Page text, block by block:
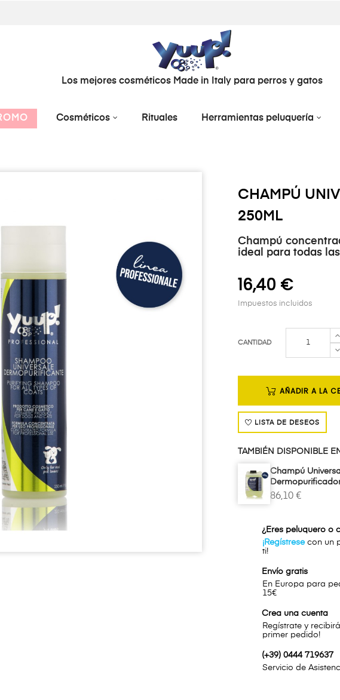
Los mejores cosméticos Made in Italy para perros y gatos
Cosméticos Rituales Herramientas peluquería
CHAMPÚ
250ML
Champú
ideal para todas
16,40 €
Impuestos incluidos
CANTIDAD
AÑADIR A LA
LISTA DE DESEOS
TAMBIÉN DISPONIBLE
Champú
86,10 €
¿Eres peluquero o
¡Regístresecon un
ti!
Envío gratis
En Europa para
15€
Crea una cuenta
Regístrate y
primer pedido!
(+39) 0444 719637
Servicio de